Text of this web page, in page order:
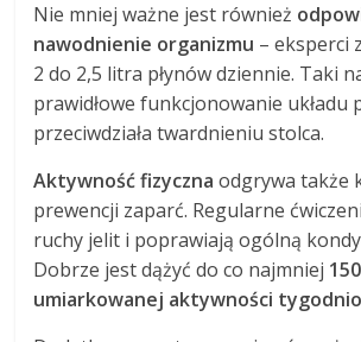
Nie mniej ważne jest również
nawodnienie organizmu – eksperci
2 do 2,5 litra płynów dziennie. Taki
prawidłowe funkcjonowanie układu
przeciwdziała twardnieniu stolca.
Aktywność fizyczna odgrywa także
prewencji zaparć. Regularne
ruchy jelit i poprawiają ogólną
Dobrze jest dążyć do co najmniej
umiarkowanej aktywności